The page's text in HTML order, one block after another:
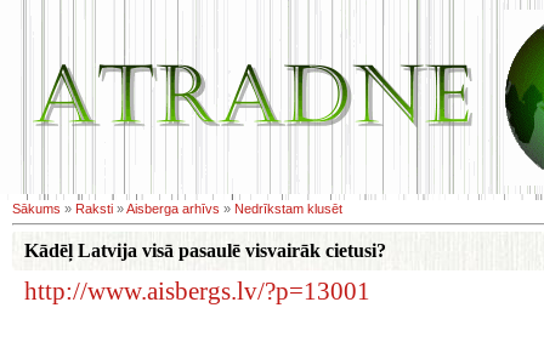
Sākums » Raksti »Aisberga arhīvs » Nedrīkstam klusēt
Kādēļ Latvija visā pasaulē visvairāk cietusi?
http://www.aisbergs.lv/?p=13001